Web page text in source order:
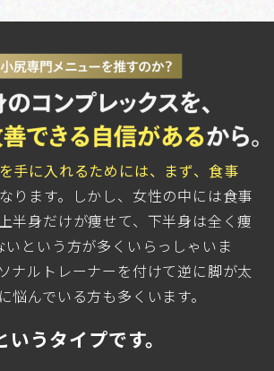
手に入れるためには、まず、食事
ります。しかし、女性の中には食事
半身だけが痩せて、下半身は全く痩
いという方が多くいらっしゃいま
ナルトレーナーを付けて逆に脚が太
悩んでいる方も多くいます。
うタイプです。